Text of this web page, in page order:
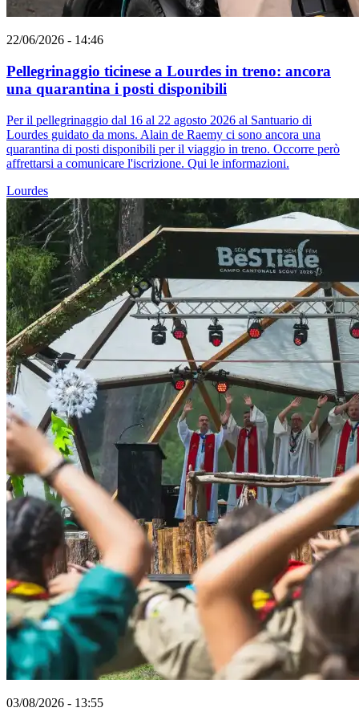
22/06/2026 - 14:46
Pellegrinaggio ticinese a Lourdes in treno: ancora
una quarantina i posti disponibili
Per il pellegrinaggio dal 16 al 22 agosto 2026 al Santuario di
Lourdes guidato da mons. Alain de Raemy ci sono ancora una
quarantina di posti disponibili per il viaggio in treno. Occorre però
affrettarsi a comunicare l'iscrizione. Qui le informazioni.
Lourdes
03/08/2026 - 13:55